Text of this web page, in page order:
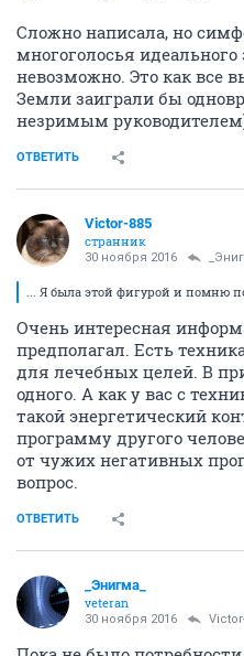
Сложно написала, но
многоголосья
невозможно. Это как все
Земли заиграли бы
незримым
ОТВЕТИТЬ
Victor-885
странник
30 ноября 2016
... Я была этой фигурой и помню
Очень интересная
предполагал. Есть
для лечебных целей. В
одного. А как у вас с
такой энергетический
программу другого
от чужих негативных
вопрос.
ОТВЕТИТЬ
_Энигма_
veteran
30 ноября 2016